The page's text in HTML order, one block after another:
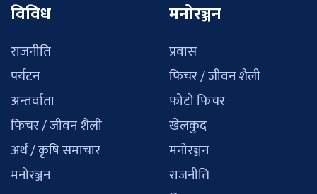
विविध
राजनीति
पर्यटन
अन्तर्वाता
फिचर / जीवन शैली
अर्थ / कृषि समाचार
मनोरञ्जन
मनोरञ्जन
प्रवास
फिचर / जीवन शैली
फोटो फिचर
खेलकुद
मनोरञ्जन
राजनीति